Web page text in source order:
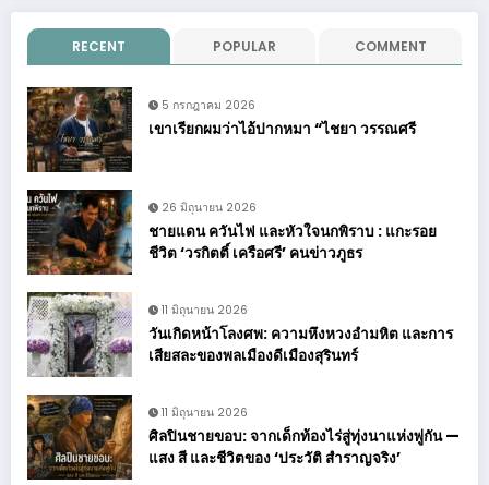
RECENT POPULAR COMMENT
5 กรกฎาคม 2026
เขาเรียกผมว่าไอ้ปากหมา “ไชยา วรรณศรี
26 มิถุนายน 2026
ชายแดน ควันไฟ และหัวใจนกพิราบ : แกะรอย
ชีวิต ‘วรกิตติ์ เครือศรี’ คนข่าวภูธร
11 มิถุนายน 2026
วันเกิดหน้าโลงศพ: ความหึงหวงอำมหิต และการ
เสียสละของพลเมืองดีเมืองสุรินทร์
11 มิถุนายน 2026
ศิลปินชายขอบ: จากเด็กท้องไร่สู่ทุ่งนาแห่งพู่กัน —
แสง สี และชีวิตของ ‘ประวัติ สำราญจริง’